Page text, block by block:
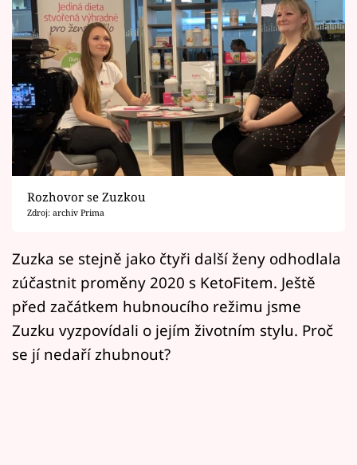
Seriály
Horoskopy
Sledujte prima+
Filmový festival Karlovy Vary
Přihlášení
Sledujte nás
Rozhovor se Zuzkou
Zdroj: archiv Prima
Zuzka se stejně jako čtyři další ženy odhodlala
zúčastnit proměny 2020 s KetoFitem. Ještě
před začátkem hubnoucího režimu jsme
Zuzku vyzpovídali o jejím životním stylu. Proč
se jí nedaří zhubnout?